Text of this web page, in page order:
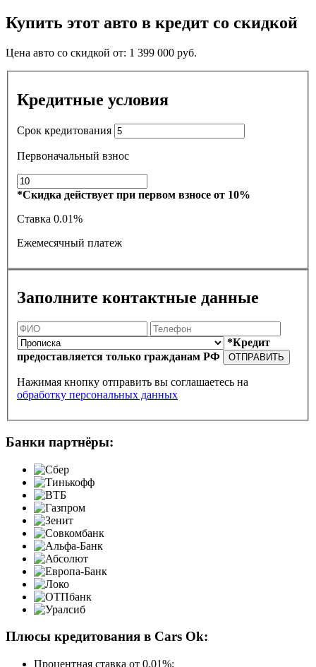
Купить этот авто в кредит со скидкой
Цена авто со скидкой от: 1 399 000 руб.
Кредитные условия
Срок кредитования
Первоначальный взнос
*Скидка действует при первом взносе от 10%
Ставка 0.01%
Ежемесячный платеж
Заполните контактные данные
*Кредит
предоставляется только гражданам РФ
ОТПРАВИТЬ
Нажимая кнопку отправить вы соглашаетесь на
обработку персональных данных
Банки партнёры:
Плюсы кредитования в Cars Ok:
Процентная ставка от 0.01%;